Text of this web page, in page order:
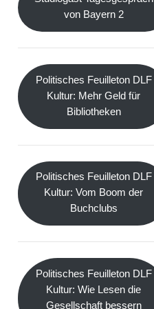
von Bayern 2
Politisches Feuilleton DLF
Kultur: Mehr Geld für
Bibliotheken
Politisches Feuilleton DLF
Kultur: Vom Boom der
Buchclubs
Politisches Feuilleton DLF
Kultur: Wie Lesen die
Gesellschaft bessern